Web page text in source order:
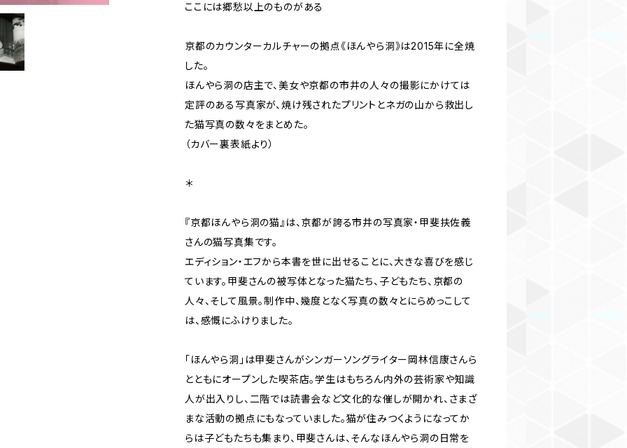
ここには郷愁以上のものがある
京都のカウンターカルチャーの拠点《ほんやら洞》は2015年に全焼
した。
ほんやら洞の店主で、美女や京都の市井の人々の撮影にかけては
定評のある写真家が、焼け残されたプリントとネガの山から救出し
た猫写真の数々をまとめた。
（カバー裏表紙より）
＊
『京都ほんやら洞の猫』は、京都が誇る市井の写真家・甲斐扶佐義
さんの猫写真集です。
エディション・エフから本書を世に出せることに、大きな喜びを感じ
ています。甲斐さんの被写体となった猫たち、子どもたち、京都の
人々、そして風景。制作中、幾度となく写真の数々とにらめっこして
は、感慨にふけりました。
「ほんやら洞」は甲斐さんがシンガーソングライター岡林信康さんら
とともにオープンした喫茶店。学生はもちろん内外の芸術家や知識
人が出入りし、二階では読書会など文化的な催しが開かれ、さまざ
まな活動の拠点にもなっていました。猫が住みつくようになってか
らは子どもたちも集まり、甲斐さんは、そんなほんやら洞の日常を